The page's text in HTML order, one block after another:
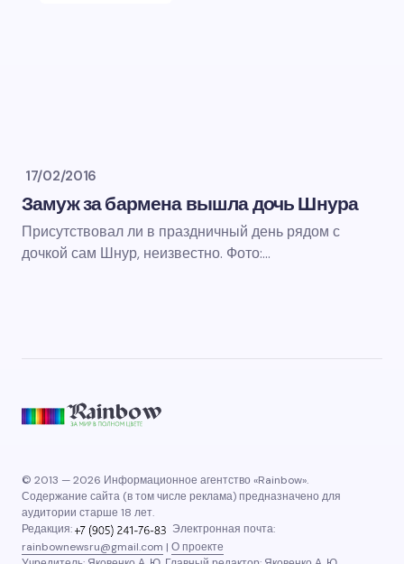
17/02/2016
Замуж за бармена вышла дочь Шнура
Присутствовал ли в праздничный день рядом с
дочкой сам Шнур, неизвестно. Фото:…
© 2013 — 2026 Информационное агентство «Rainbow».
Содержание сайта (в том числе реклама) предназначено для
аудитории старше 18 лет.
Редакция:
Электронная почта:
rainbownewsru@gmail.com | О проекте